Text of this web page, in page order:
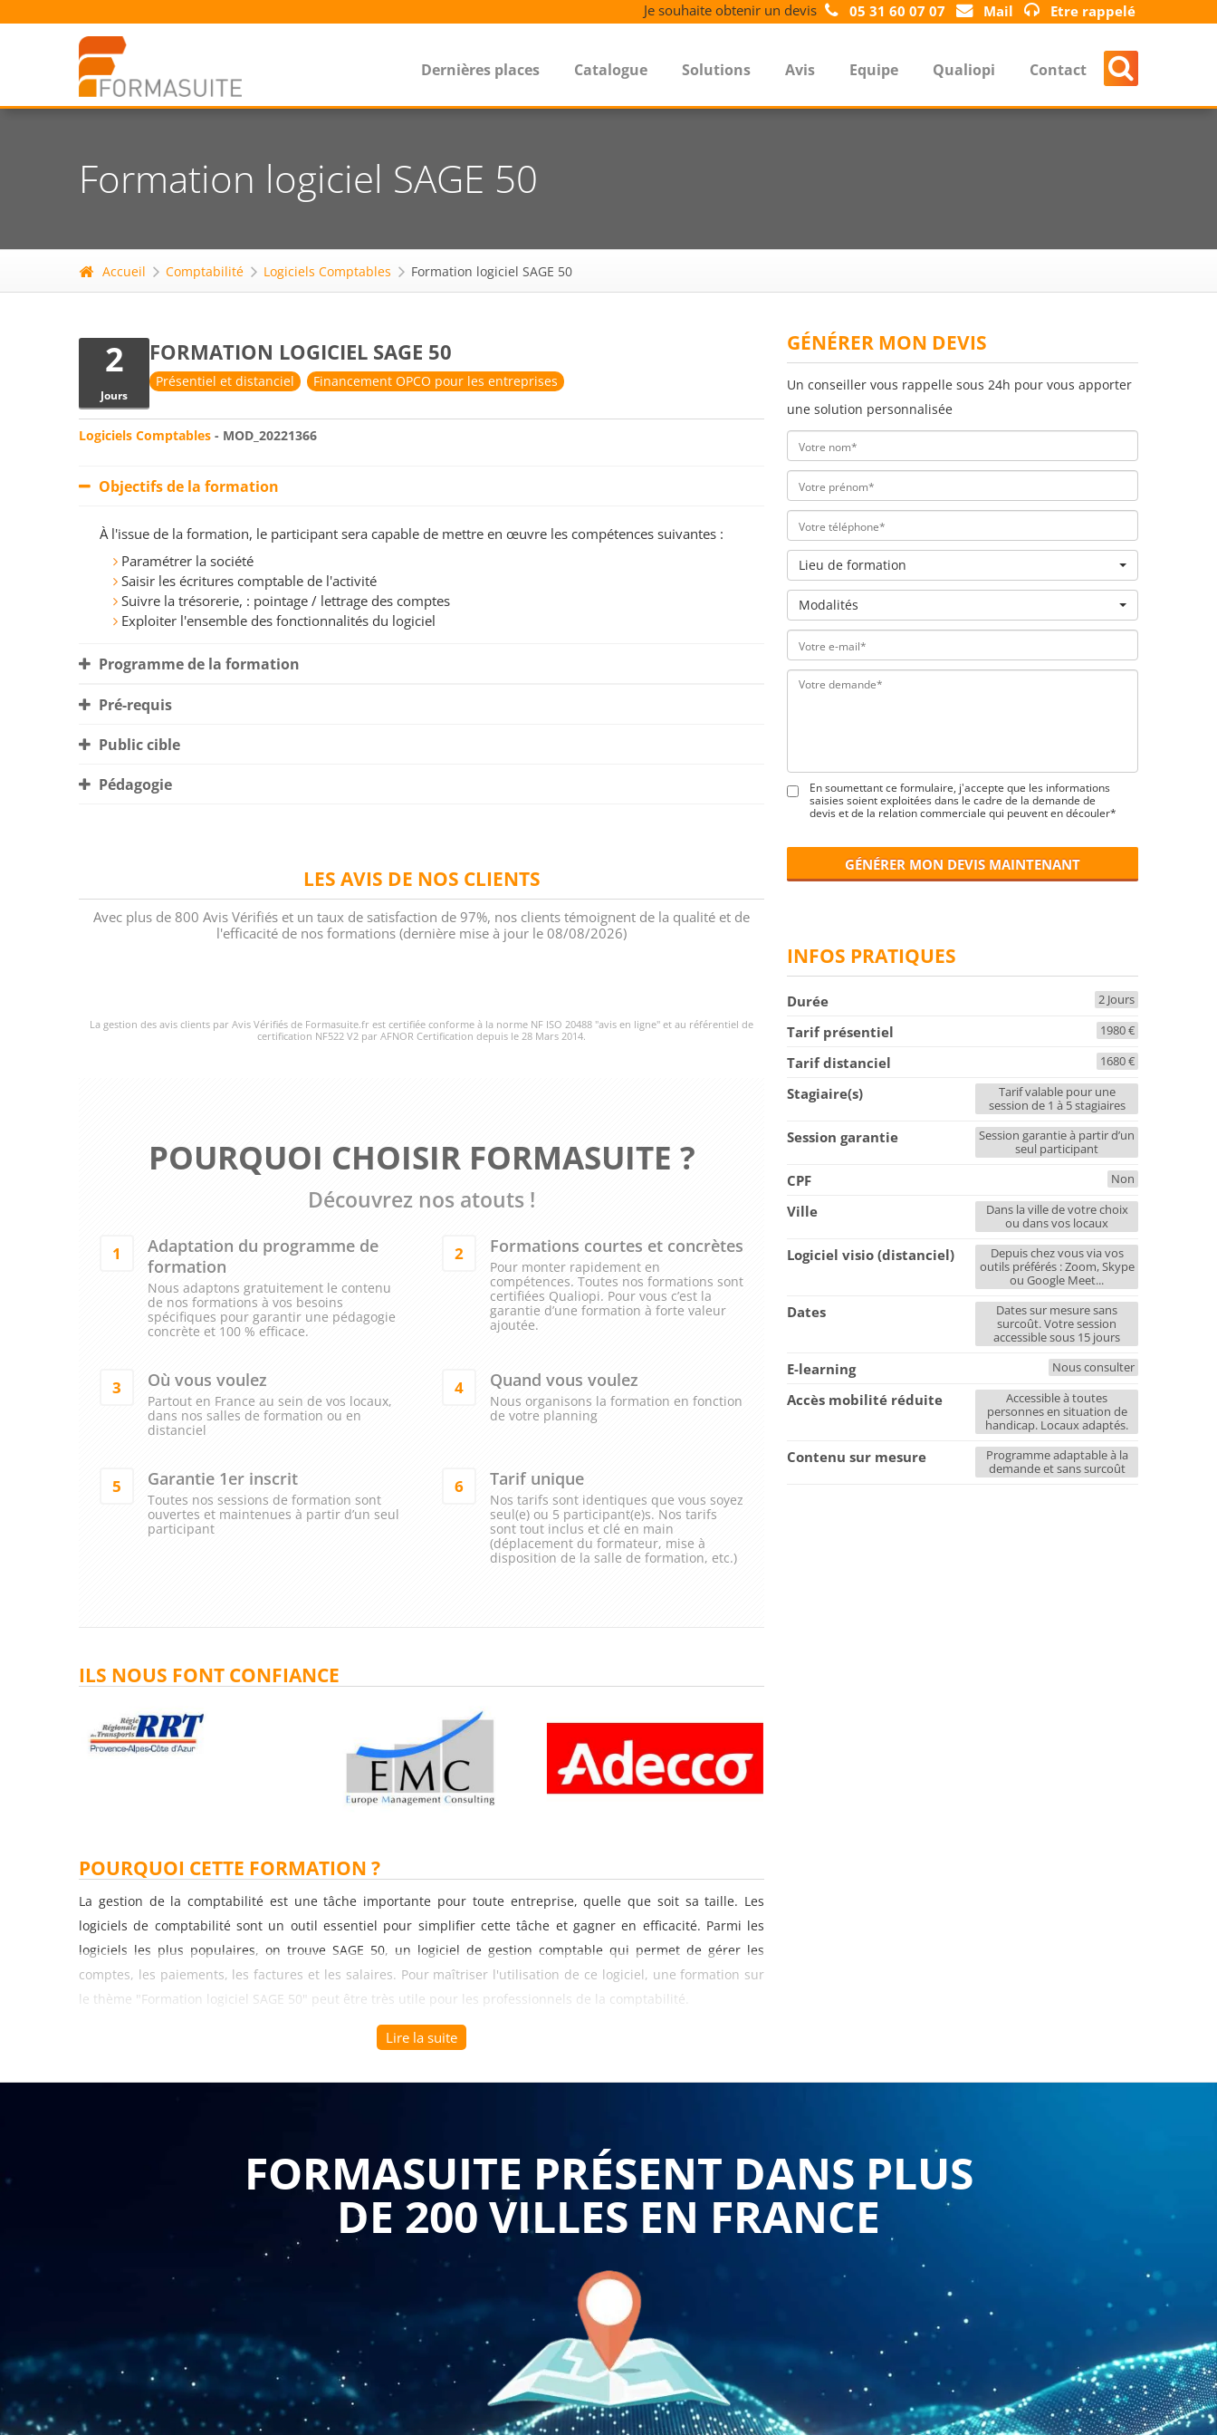
Je souhaite obtenir un devis 05 31 60 07 07 Mail Etre rappelé
Dernières places Catalogue Solutions Avis Equipe Qualiopi Contact
Formation logiciel SAGE 50
Accueil Comptabilité Logiciels Comptables Formation logiciel SAGE 50
2
Jours
FORMATION LOGICIEL SAGE 50
Présentiel et distanciel Financement OPCO pour les entreprises
Logiciels Comptables - MOD_20221366
Objectifs de la formation
À l'issue de la formation, le participant sera capable de mettre en œuvre les compétences suivantes :
Paramétrer la société
Saisir les écritures comptable de l'activité
Suivre la trésorerie, : pointage / lettrage des comptes
Exploiter l'ensemble des fonctionnalités du logiciel
Programme de la formation
Pré-requis
Public cible
Pédagogie
LES AVIS DE NOS CLIENTS
Avec plus de 800 Avis Vérifiés et un taux de satisfaction de 97%, nos clients témoignent de la qualité et de
l'efficacité de nos formations (dernière mise à jour le 08/08/2026)
La gestion des avis clients par Avis Vérifiés de Formasuite.fr est certifiée conforme à la norme NF ISO 20488 "avis en ligne" et au référentiel de
certification NF522 V2 par AFNOR Certification depuis le 28 Mars 2014.
POURQUOI CHOISIR FORMASUITE ?
Découvrez nos atouts !
1
Adaptation du programme de
formation
Nous adaptons gratuitement le contenu
de nos formations à vos besoins
spécifiques pour garantir une pédagogie
concrète et 100 % efficace.
2 Formations courtes et concrètes
Pour monter rapidement en
compétences. Toutes nos formations sont
certifiées Qualiopi. Pour vous c’est la
garantie d’une formation à forte valeur
ajoutée.
3 Où vous voulez
Partout en France au sein de vos locaux,
dans nos salles de formation ou en
distanciel
4 Quand vous voulez
Nous organisons la formation en fonction
de votre planning
5 Garantie 1er inscrit
Toutes nos sessions de formation sont
ouvertes et maintenues à partir d’un seul
participant
6 Tarif unique
Nos tarifs sont identiques que vous soyez
seul(e) ou 5 participant(e)s. Nos tarifs
sont tout inclus et clé en main
(déplacement du formateur, mise à
disposition de la salle de formation, etc.)
ILS NOUS FONT CONFIANCE
POURQUOI CETTE FORMATION ?
La gestion de la comptabilité est une tâche importante pour toute entreprise, quelle que soit sa taille. Les
logiciels de comptabilité sont un outil essentiel pour simplifier cette tâche et gagner en efficacité. Parmi les
logiciels les plus populaires, on trouve SAGE 50, un logiciel de gestion comptable qui permet de gérer les
comptes, les paiements, les factures et les salaires. Pour maîtriser l'utilisation de ce logiciel, une formation sur
le thème "Formation logiciel SAGE 50" peut être très utile pour les professionnels de la comptabilité.
Voici les principaux avantages de suivre une telle formation :
Acquisition de compétences techniques : Les formations permettent d'acquérir des compétences
Compréhension des enjeux du logiciel SAGE 50 : Les formations permettent de mieux comprendre les
enjeux du logiciel SAGE 50 dans un contexte professionnel. Les participants apprennent à identifier les
avantages et les limites du logiciel, à anticiper les impacts de l'utilisation du logiciel sur la gestion
comptable de l'entreprise et à proposer des solutions adaptées.
Développement de compétences en organisation : Les formations permettent de développer des
compétences en organisation pour mieux gérer l'utilisation du logiciel SAGE 50. Les participants
apprennent à planifier leur travail, à hiérarchiser les tâches, à gérer leur temps efficacement et à utiliser
les outils numériques pour améliorer leur performance.
Amélioration de la productivité : Les formations permettent d'améliorer la productivité des
professionnels de la comptabilité en optimisant leur travail de gestion comptable. Les participants
apprennent à mieux gérer leur temps, à éviter les interruptions inutiles, à réduire les temps morts et à
Respect des obligations légales : Les formations permettent de respecter les obligations légales en
matière de gestion comptable. Les participants apprennent à se tenir informés des changements
législatifs, à respecter les échéances et les formalités administratives, et à éviter les erreurs qui peuvent
engendrer des sanctions financières.
En somme, la formation sur le thème "Formation logiciel SAGE 50" est très utile pour les professionnels de la
Lire la suite
GÉNÉRER MON DEVIS
Un conseiller vous rappelle sous 24h pour vous apporter
une solution personnalisée
Lieu de formation
Modalités
En soumettant ce formulaire, j'accepte que les informations
saisies soient exploitées dans le cadre de la demande de
devis et de la relation commerciale qui peuvent en découler*
GÉNÉRER MON DEVIS MAINTENANT
INFOS PRATIQUES
Durée 2 Jours
Tarif présentiel 1980 €
Tarif distanciel 1680 €
Stagiaire(s)
Tarif valable pour une
session de 1 à 5 stagiaires
Session garantie
Session garantie à partir d’un
seul participant
CPF Non
Ville
Dans la ville de votre choix
ou dans vos locaux
Logiciel visio (distanciel)
Depuis chez vous via vos
outils préférés : Zoom, Skype
ou Google Meet...
Dates
Dates sur mesure sans
surcoût. Votre session
accessible sous 15 jours
E-learning Nous consulter
Accès mobilité réduite
Accessible à toutes
personnes en situation de
handicap. Locaux adaptés.
Contenu sur mesure
Programme adaptable à la
demande et sans surcoût
FORMASUITE PRÉSENT DANS PLUS
DE 200 VILLES EN FRANCE